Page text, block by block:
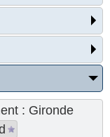
: Gironde